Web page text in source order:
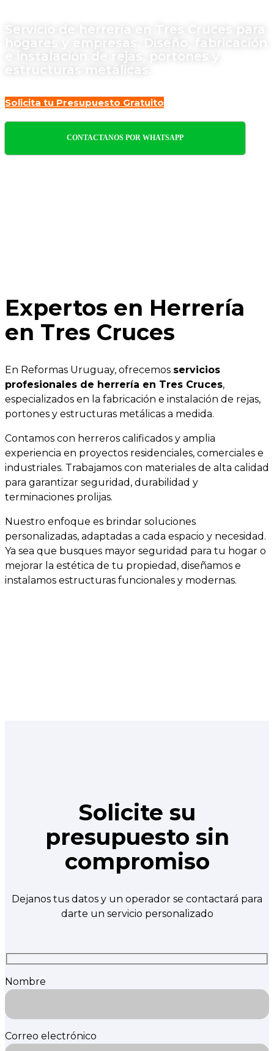
Servicio de herrería en Tres Cruces para
hogares y empresas. Diseño, fabricación
e instalación de rejas, portones y
estructuras metálicas.
Solicita tu Presupuesto Gratuito
CONTACTANOS POR WHATSAPP
Expertos en Herrería
en Tres Cruces
En Reformas Uruguay, ofrecemos servicios
profesionales de herrería en Tres Cruces,
especializados en la fabricación e instalación de rejas,
portones y estructuras metálicas a medida.
Contamos con herreros calificados y amplia
experiencia en proyectos residenciales, comerciales e
industriales. Trabajamos con materiales de alta calidad
para garantizar seguridad, durabilidad y
terminaciones prolijas.
Nuestro enfoque es brindar soluciones
personalizadas, adaptadas a cada espacio y necesidad.
Ya sea que busques mayor seguridad para tu hogar o
mejorar la estética de tu propiedad, diseñamos e
instalamos estructuras funcionales y modernas.
Solicite su
presupuesto sin
compromiso
Dejanos tus datos y un operador se contactará para
darte un servicio personalizado
Nombre
Correo electrónico